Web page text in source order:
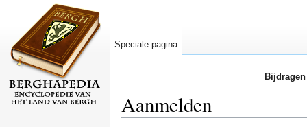
Aanmelden
Speciale pagina